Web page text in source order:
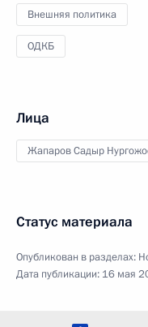
Внешняя политика
ОДКБ
Лица
Жапаров Садыр
Статус материала
Опубликован в разделах:
Дата публикации: 16 мая